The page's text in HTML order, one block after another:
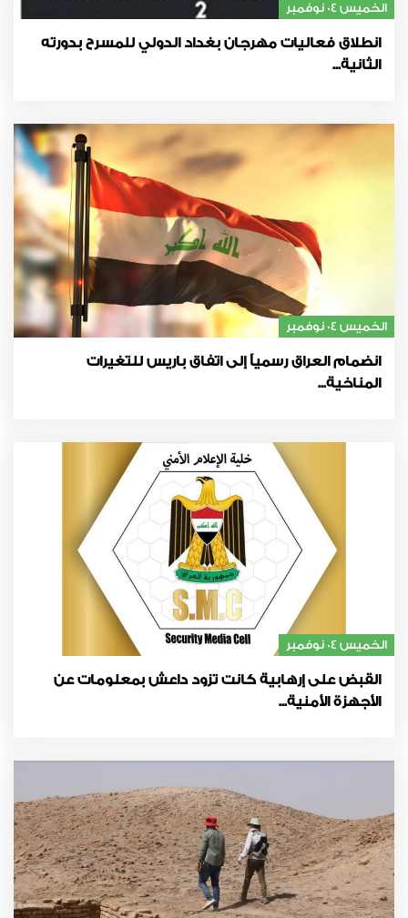
الخميس 04 نوفمبر
انطلاق فعاليات مهرجان بغداد الدولي للمسرح بدورته
الثانية...
الخميس 04 نوفمبر
انضمام العراق رسمياً إلى اتفاق باريس للتغيرات
المناخية...
الخميس 04 نوفمبر
القبض على إرهابية كانت تزود داعش بمعلومات عن
الأجهزة الأمنية...